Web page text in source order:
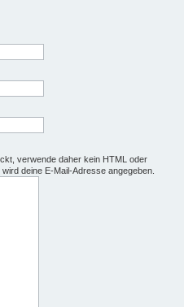
verwende daher kein HTML oder
deine E-Mail-Adresse angegeben.